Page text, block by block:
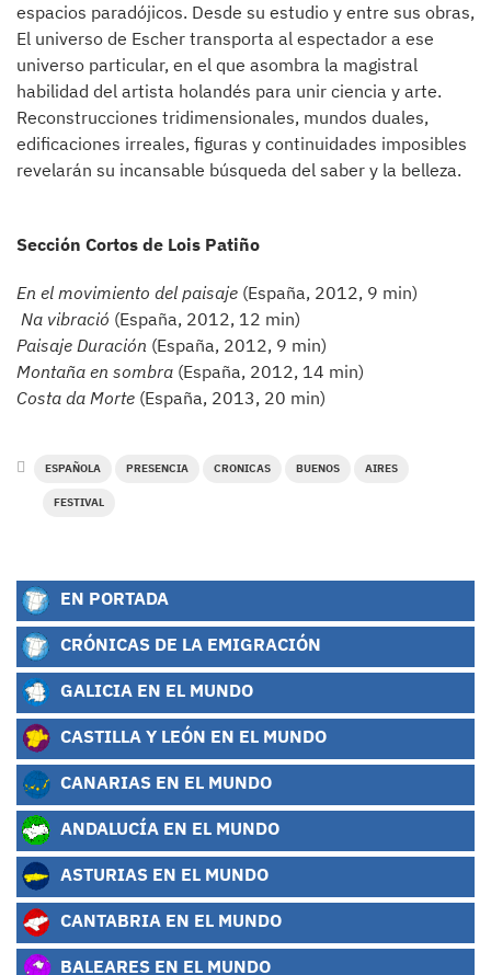
espacios paradójicos. Desde su estudio y entre sus obras,
El universo de Escher transporta al espectador a ese
universo particular, en el que asombra la magistral
habilidad del artista holandés para unir ciencia y arte.
Reconstrucciones tridimensionales, mundos duales,
edificaciones irreales, figuras y continuidades imposibles
revelarán su incansable búsqueda del saber y la belleza.
Sección Cortos de Lois Patiño
En el movimiento del paisaje (España, 2012, 9 min)
Na vibració (España, 2012, 12 min)
Paisaje Duración (España, 2012, 9 min)
Montaña en sombra (España, 2012, 14 min)
Costa da Morte (España, 2013, 20 min)
ESPAÑOLA PRESENCIA CRONICAS BUENOS AIRES
FESTIVAL
EN PORTADA
CRÓNICAS DE LA EMIGRACIÓN
GALICIA EN EL MUNDO
CASTILLA Y LEÓN EN EL MUNDO
CANARIAS EN EL MUNDO
ANDALUCÍA EN EL MUNDO
ASTURIAS EN EL MUNDO
CANTABRIA EN EL MUNDO
BALEARES EN EL MUNDO